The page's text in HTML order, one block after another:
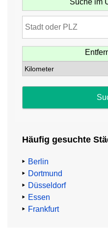
Küchenstudio
Suche
Möbel
Impressum
beim
Küchenkauf
Küchenexperte
Suche im
Häufig gesuchte
Berlin
Dortmund
Düsseldorf
Essen
Frankfurt